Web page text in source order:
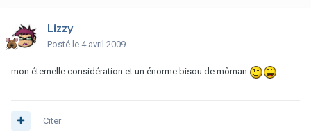
Lizzy
Posté le 4 avril 2009
mon éternelle considération et un énorme bisou de môman
Citer